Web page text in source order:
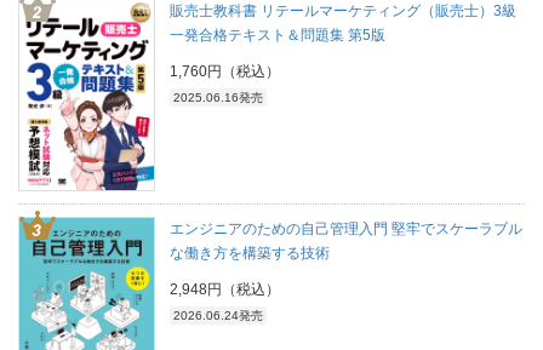
販売士教科書 リテールマーケティング（販売士）3級
一発合格テキスト＆問題集 第5版
1,760円（税込）
2025.06.16発売
エンジニアのための自己管理入門 堅牢でスケーラブル
な働き方を構築する技術
2,948円（税込）
2026.06.24発売